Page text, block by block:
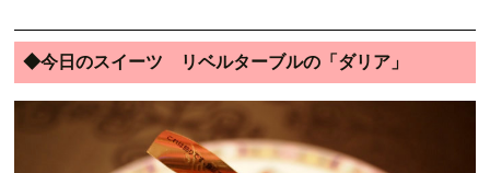
◆今日のスイーツ リベルターブルの「ダリア」